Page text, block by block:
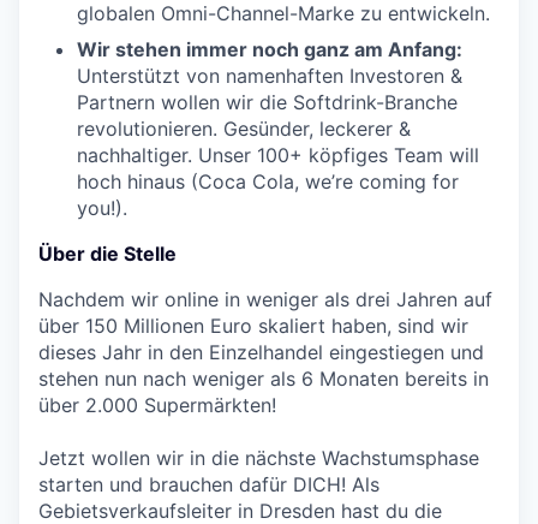
globalen Omni-Channel-Marke zu entwickeln.
Wir stehen immer noch ganz am Anfang:
Unterstützt von namenhaften Investoren &
Partnern wollen wir die Softdrink-Branche
revolutionieren. Gesünder, leckerer &
nachhaltiger. Unser 100+ köpfiges Team will
hoch hinaus (Coca Cola, we’re coming for
you!).
Über die Stelle
Nachdem wir online in weniger als drei Jahren auf
über 150 Millionen Euro skaliert haben, sind wir
dieses Jahr in den Einzelhandel eingestiegen und
stehen nun nach weniger als 6 Monaten bereits in
über 2.000 Supermärkten!
Jetzt wollen wir in die nächste Wachstumsphase
starten und brauchen dafür DICH! Als
Gebietsverkaufsleiter in Dresden hast du die